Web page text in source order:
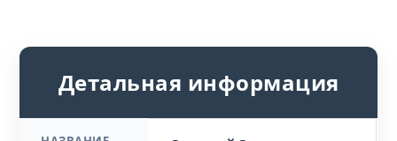
Детальная информация